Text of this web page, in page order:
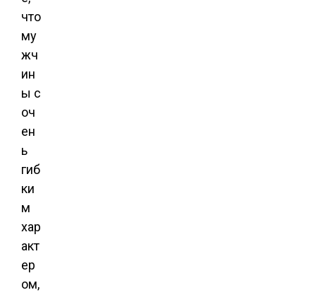
что
му
жч
ин
ы с
оч
ен
ь
гиб
ки
м
хар
акт
ер
ом,